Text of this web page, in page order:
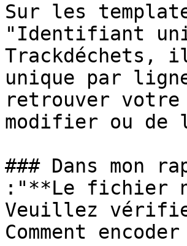
Sur les
"Identifiant
Trackdéchets,
unique par
retrouver
modifier ou de
### Dans mon
:"**Le fichier
Veuillez
Comment